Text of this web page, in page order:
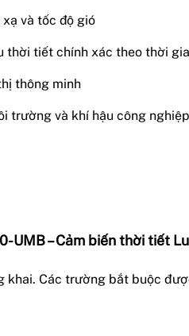
và tốc độ gió
thời tiết chính xác theo thời
thông minh
trường và khí hậu công nghiệp
UMB – Cảm biến thời tiết
khai. Các trường bắt buộc